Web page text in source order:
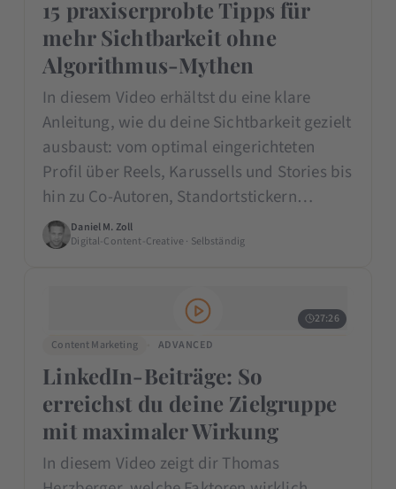
15 praxiserprobte Tipps für
mehr Sichtbarkeit ohne
Algorithmus-Mythen
In diesem Video erhältst du eine klare
Anleitung, wie du deine Sichtbarkeit gezielt
ausbaust: vom optimal eingerichteten
Profil über Reels, Karussells und Stories bis
hin zu Co-Autoren, Standortstickern…
Daniel M. Zoll
Digital-Content-Creative · Selbständig
27:26
Content Marketing
ADVANCED
LinkedIn-Beiträge: So
erreichst du deine Zielgruppe
mit maximaler Wirkung
In diesem Video zeigt dir Thomas